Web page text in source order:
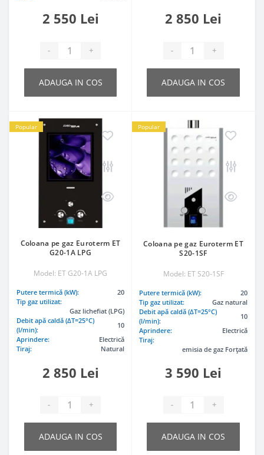
2 550 Lei
- +
ADAUGA IN COS
2 850 Lei
- +
ADAUGA IN COS
Popular
Coloana pe gaz Euroterm ET
G20-1A LPG
Model: ET G20-1A LPG
Putere termică (kW):
20
Tip gaz utilizat:
Gaz lichefiat (LPG)
Debit apă caldă (ΔT=25°C)
(l/min):
10
Aprindere:
Electrică
Tiraj:
Natural
2 850 Lei
- +
ADAUGA IN COS
Popular
Coloana pe gaz Euroterm ET
S20-1SF
Model: ET S20-1SF
Putere termică (kW):
20
Tip gaz utilizat:
Gaz natural
Debit apă caldă (ΔT=25°C)
(l/min):
10
Aprindere:
Electrică
Tiraj:
emisia de gaz Forțată
3 590 Lei
- +
ADAUGA IN COS